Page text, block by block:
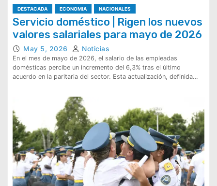
DESTACADA ECONOMIA NACIONALES
Servicio doméstico | Rigen los nuevos
valores salariales para mayo de 2026
May 5, 2026 Noticias
En el mes de mayo de 2026, el salario de las empleadas
domésticas percibe un incremento del 6,3% tras el último
acuerdo en la paritaria del sector. Esta actualización, definida…